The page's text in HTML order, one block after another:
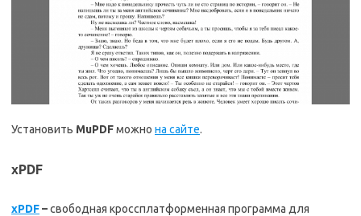
Установить MuPDFможно на сайте.
xPDF
xPDF–свободная кроссплатформенная программа для